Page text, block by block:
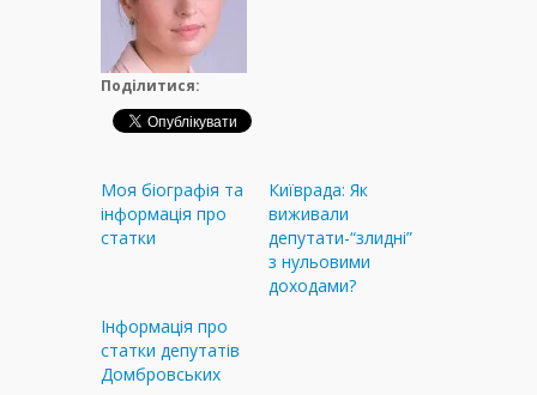
Поділитися:
Моя біографія та
інформація про
статки
Київрада: Як
виживали
депутати-“злидні”
з нульовими
доходами?
Інформація про
статки депутатів
Домбровських